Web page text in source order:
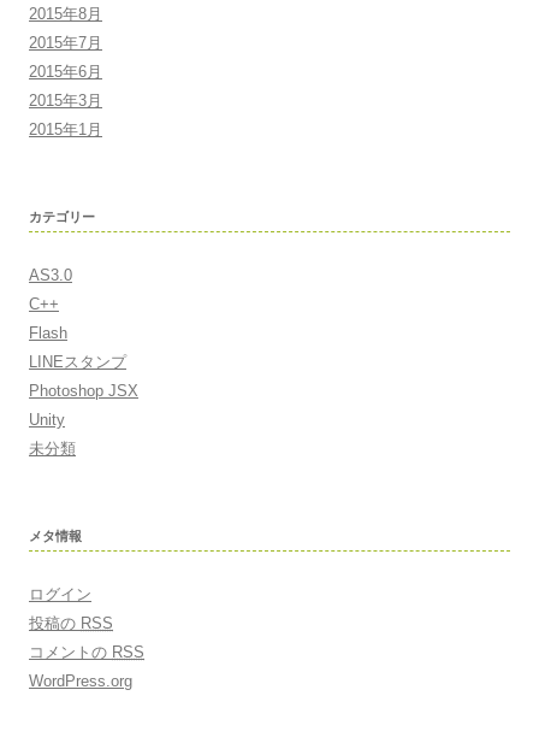
2015年8月
2015年7月
2015年6月
2015年3月
2015年1月
カテゴリー
AS3.0
C++
Flash
LINEスタンプ
Photoshop JSX
Unity
未分類
メタ情報
ログイン
投稿の RSS
コメントの RSS
WordPress.org